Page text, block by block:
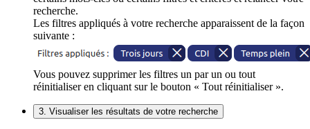
recherche.
Les filtres appliqués à votre recherche apparaissent de la façon
suivante :
Vous pouvez supprimer les filtres un par un ou tout
réinitialiser en cliquant sur le bouton « Tout réinitialiser ».
3. Visualiser les résultats de votre recherche